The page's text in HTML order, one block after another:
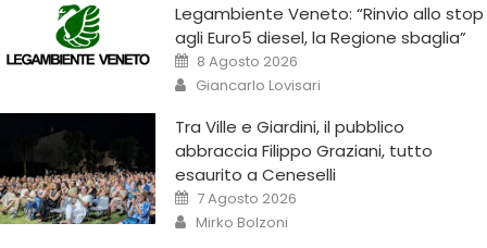
Legambiente Veneto: “Rinvio allo stop
agli Euro5 diesel, la Regione sbaglia”
8 Agosto 2026
Giancarlo Lovisari
Tra Ville e Giardini, il pubblico
abbraccia Filippo Graziani, tutto
esaurito a Ceneselli
7 Agosto 2026
Mirko Bolzoni